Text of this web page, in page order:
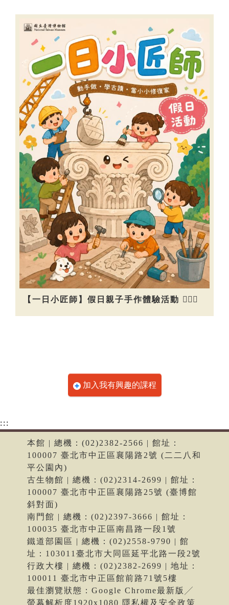
【一日小匠師】假日親子手作體驗活動 👷🏻‍♀️
加入我有興趣的課程
:::
本館 | 總機：(02)2382-2566 | 館址：
100007 臺北市中正區襄陽路2號 (二二八和
平公園內)
古生物館 | 總機：(02)2314-2699 | 館址：
100007 臺北市中正區襄陽路25號 (臺博館
斜對面)
南門館 | 總機：(02)2397-3666 | 館址：
100035 臺北市中正區南昌路一段1號
鐵道部園區 | 總機：(02)2558-9790 | 館
址：103011臺北市大同區延平北路一段2號
行政大樓 | 總機：(02)2382-2699 | 地址：
100011 臺北市中正區館前路71號5樓
最佳瀏覽狀態：Google Chrome最新版╱
螢幕解析度1920x1080 隱私權及安全政策